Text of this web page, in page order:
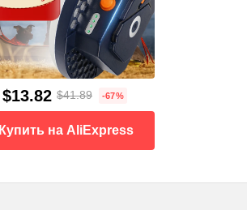
$13.82 $41.89 -67%
Купить на AliExpress